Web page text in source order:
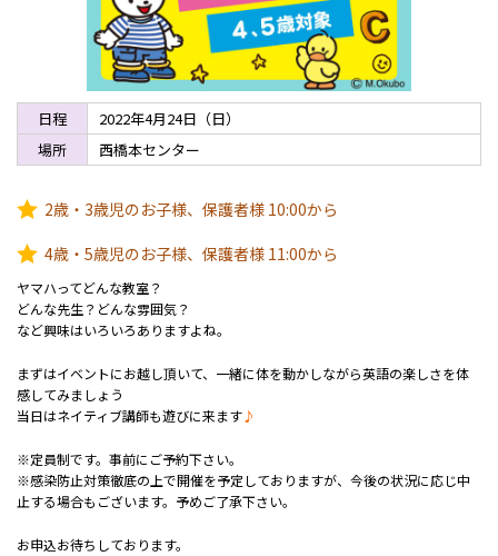
日程
2022年4月24日（日）
場所
西橋本センター
2歳・3歳児のお子様、保護者様 10:00から
4歳・5歳児のお子様、保護者様 11:00から
ヤマハってどんな教室？
どんな先生？どんな雰囲気？
など興味はいろいろありますよね。
まずはイベントにお越し頂いて、一緒に体を動かしながら英語の楽しさを体
感してみましょう
当日はネイティブ講師も遊びに来ます♪
※定員制です。事前にご予約下さい。
※感染防止対策徹底の上で開催を予定しておりますが、今後の状況に応じ中
止する場合もございます。予めご了承下さい。
お申込お待ちしております。